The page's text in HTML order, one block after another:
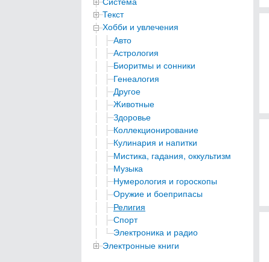
Текст
Хобби и увлечения
Авто
Астрология
Биоритмы и сонники
Генеалогия
Другое
Животные
Здоровье
Коллекционирование
Кулинария и напитки
Мистика, гадания, оккультизм
Музыка
Нумерология и гороскопы
Оружие и боеприпасы
Религия
Спорт
Электроника и радио
Электронные книги